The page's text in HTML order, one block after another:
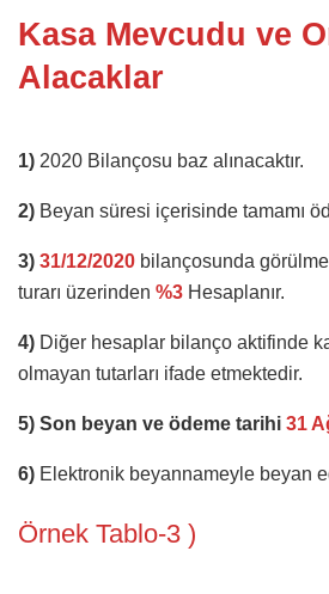
Kasa Mevcudu ve
Alacaklar
1) 2020 Bilançosu baz alınacaktır.
2) Beyan süresi içerisinde tamamı
3) 31/12/2020 bilançosunda
turarı üzerinden %3 Hesaplanır.
4) Diğer hesaplar bilanço aktifinde
olmayan tutarları ifade etmektedir.
5) Son beyan ve ödeme tarihi 31
6) Elektronik beyannameyle beyan
Örnek Tablo-3 )